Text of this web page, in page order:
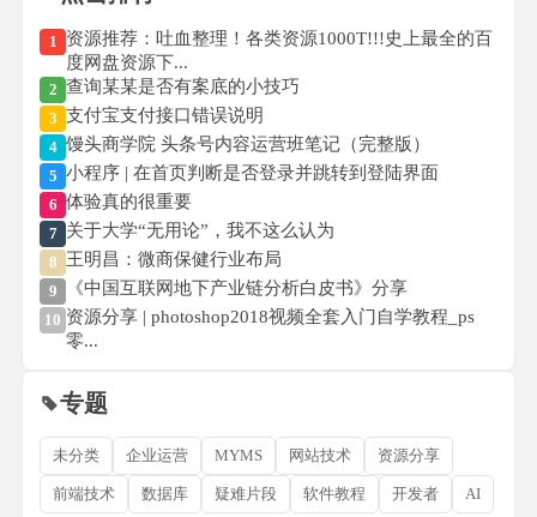
1 资源推荐：吐血整理！各类资源1000T!!!史上最全的百
度网盘资源下...
2 查询某某是否有案底的小技巧
3 支付宝支付接口错误说明
4 馒头商学院 头条号内容运营班笔记（完整版）
5 小程序 | 在首页判断是否登录并跳转到登陆界面
6 体验真的很重要
7 关于大学“无用论”，我不这么认为
8 王明昌：微商保健行业布局
9 《中国互联网地下产业链分析白皮书》分享
10 资源分享 | photoshop2018视频全套入门自学教程_ps
零...
专题
未分类 企业运营 MYMS 网站技术 资源分享
前端技术 数据库 疑难片段 软件教程 开发者 AI